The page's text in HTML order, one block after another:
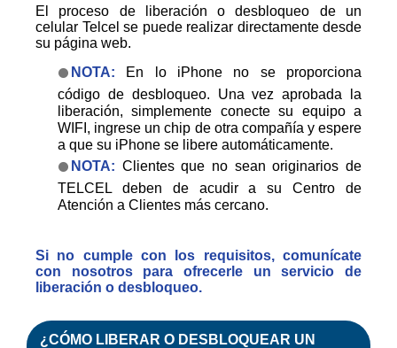
El proceso de liberación o desbloqueo de un
celular Telcel se puede realizar directamente desde
su página web.
NOTA: En lo iPhone no se proporciona
código de desbloqueo. Una vez aprobada la
liberación, simplemente conecte su equipo a
WIFI, ingrese un chip de otra compañía y espere
a que su iPhone se libere automáticamente.
NOTA: Clientes que no sean originarios de
TELCEL deben de acudir a su Centro de
Atención a Clientes más cercano.
Si no cumple con los requisitos, comunícate
con nosotros para ofrecerle un servicio de
liberación o desbloqueo.
¿CÓMO LIBERAR O DESBLOQUEAR UN